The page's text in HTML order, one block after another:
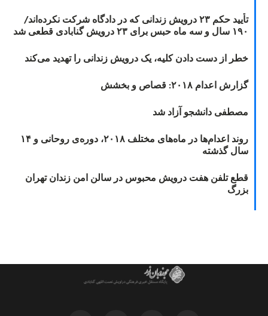
تأیید حکم ۲۳ درویش زندانی که در دادگاه شرکت نکرده‌اند/
۱۹۰ سال و سه ماه حبس برای ۲۳ درویش گنابادی قطعی شد
خطر از دست دادن کلیه، یک درویش زندانی را تهدید می‌کند
گزارش اعدام ۲۰۱۸: قصاص و بخشش
مصطفی دانشجو آزاد شد
روند اعدام‌ها در ماه‌های مختلف ۲۰۱۸، دوره‌ی روحانی و ۱۴
سال گذشته
قطع تلفن هفت درویش محبوس در سالن امن زندان تهران
بزرگ